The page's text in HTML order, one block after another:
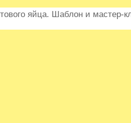
яйца. Шаблон и мастер-